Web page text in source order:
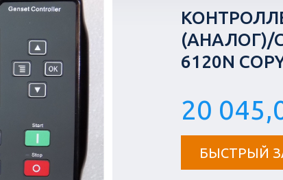
(АНАЛОГ)/
6120N
20
БЫСТРЫЙ